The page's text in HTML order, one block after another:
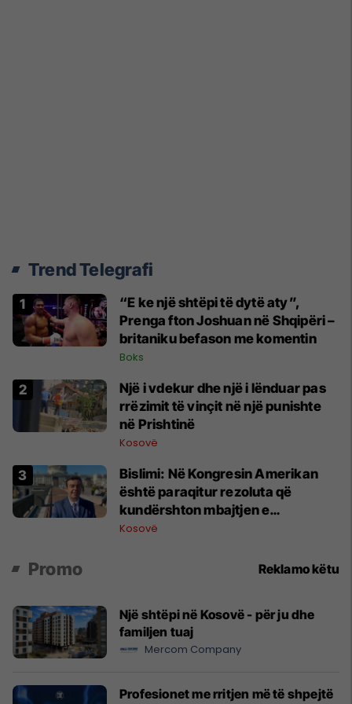
Trend Telegrafi
“E ke një shtëpi të dytë aty”,
Prenga fton Joshuan në Shqipëri –
britaniku befason me komentin
Boks
Një i vdekur dhe një i lënduar pas
rrëzimit të vinçit në një punishte
në Prishtinë
Kosovë
Bislimi: Në Kongresin Amerikan
është paraqitur rezoluta që
kundërshton mbajtjen e
Asamblesë Parlamentare të
Kosovë
Promo Reklamo këtu
Një shtëpi në Kosovë - për ju dhe
familjen tuaj
Mercom Company
Profesionet me rritjen më të shpejtë